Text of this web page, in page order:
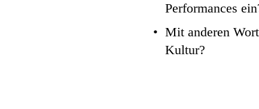
Performances
Mit anderen
Kultur?